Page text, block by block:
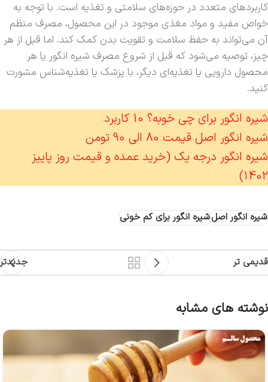
کاربردهای متعدد در حوزه‌های سلامتی و تغذیه است. با توجه به
خواص مفید و مواد مغذی موجود در این محصول، مصرف منظم
آن می‌تواند به حفظ سلامت و تقویت بدن کمک کند. اما قبل از هر
چیز، توصیه می‌شود که قبل از شروع مصرف شیره انگور یا هر
محصول دارویی یا تغذیه‌ای دیگر، با پزشک یا تغذیه‌شناس مشورت
کنید.
شیره انگور برای چی خوبه؟ 10 کاربرد
شیره انگور اصل قیمت 80 الی 90 تومن
شیره انگور درجه یک (خرید عمده و قیمت روز پاییز
1402)
شیره انگور اصلشیره انگور برای کم خونی
جدیدتر قدیمی تر
نوشته های مشابه